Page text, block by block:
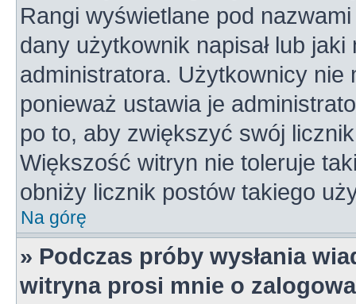
Rangi wyświetlane pod
dany użytkownik napisał lub
administratora. Użytkownicy
ponieważ ustawia je
po to, aby zwiększyć swój
Większość witryn nie toleruje
obniży licznik postów takiego
Na górę
» Podczas próby wysłania
witryna prosi mnie o